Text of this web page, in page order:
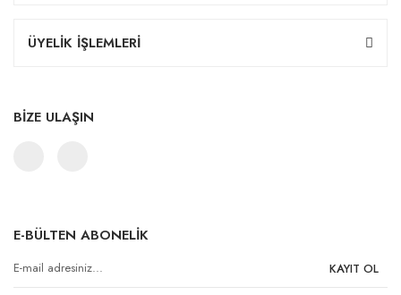
ÜYELİK İŞLEMLERİ
BİZE ULAŞIN
E-BÜLTEN ABONELİK
KAYIT OL